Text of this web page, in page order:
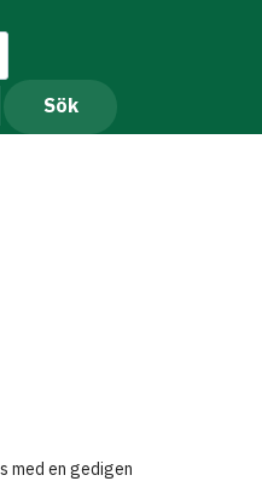
med en gedigen